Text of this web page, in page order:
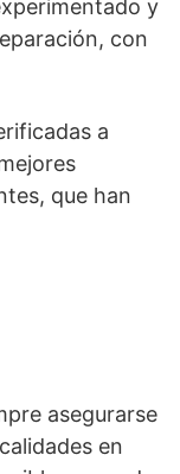
y
con
a
que han
asegurarse
en